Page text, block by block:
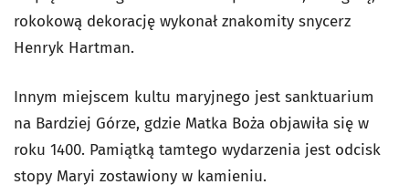
rokokową dekorację wykonał znakomity snycerz
Henryk Hartman.
Innym miejscem kultu maryjnego jest sanktuarium
na Bardziej Górze, gdzie Matka Boża objawiła się w
roku 1400. Pamiątką tamtego wydarzenia jest odcisk
stopy Maryi zostawiony w kamieniu.